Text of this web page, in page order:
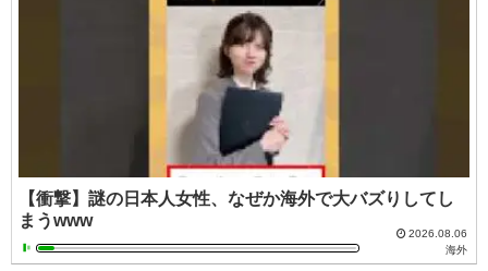
【衝撃】謎の日本人女性、なぜか海外で大バズりしてし
まうwww
2026.08.06
海外